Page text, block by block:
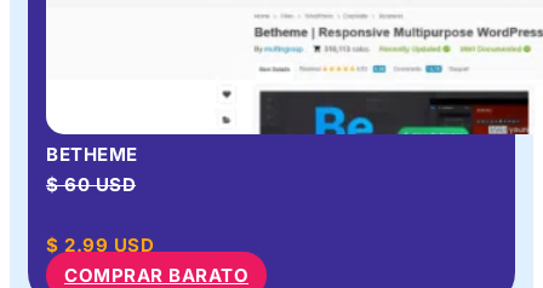
BETHEME
$ 60 USD
$ 2.99 USD
COMPRAR BARATO